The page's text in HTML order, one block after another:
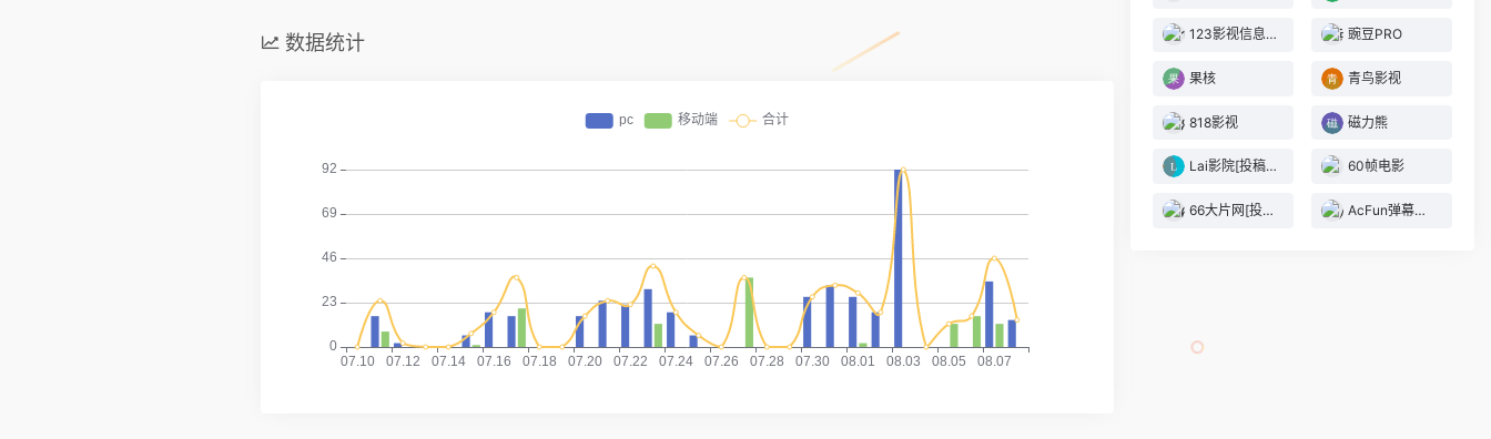
数据统计 123影视信息网[投稿人：123影视信息网,联系：2072218309@qq.com] 豌豆PRO
果核 青鸟影视
818影视 磁力熊
Lai影院[投稿人：qqq123123,联系：123123] 60帧电影
66大片网[投稿人：66大片网,联系：2072218309@qq.com] AcFun弹幕视频网